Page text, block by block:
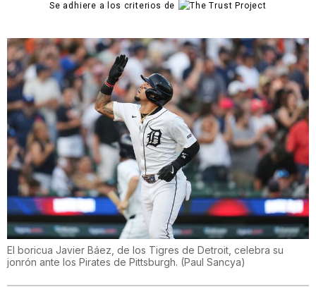
Se adhiere a los criterios de
El boricua Javier Báez, de los Tigres de Detroit, celebra su
jonrón ante los Pirates de Pittsburgh. (Paul Sancya)